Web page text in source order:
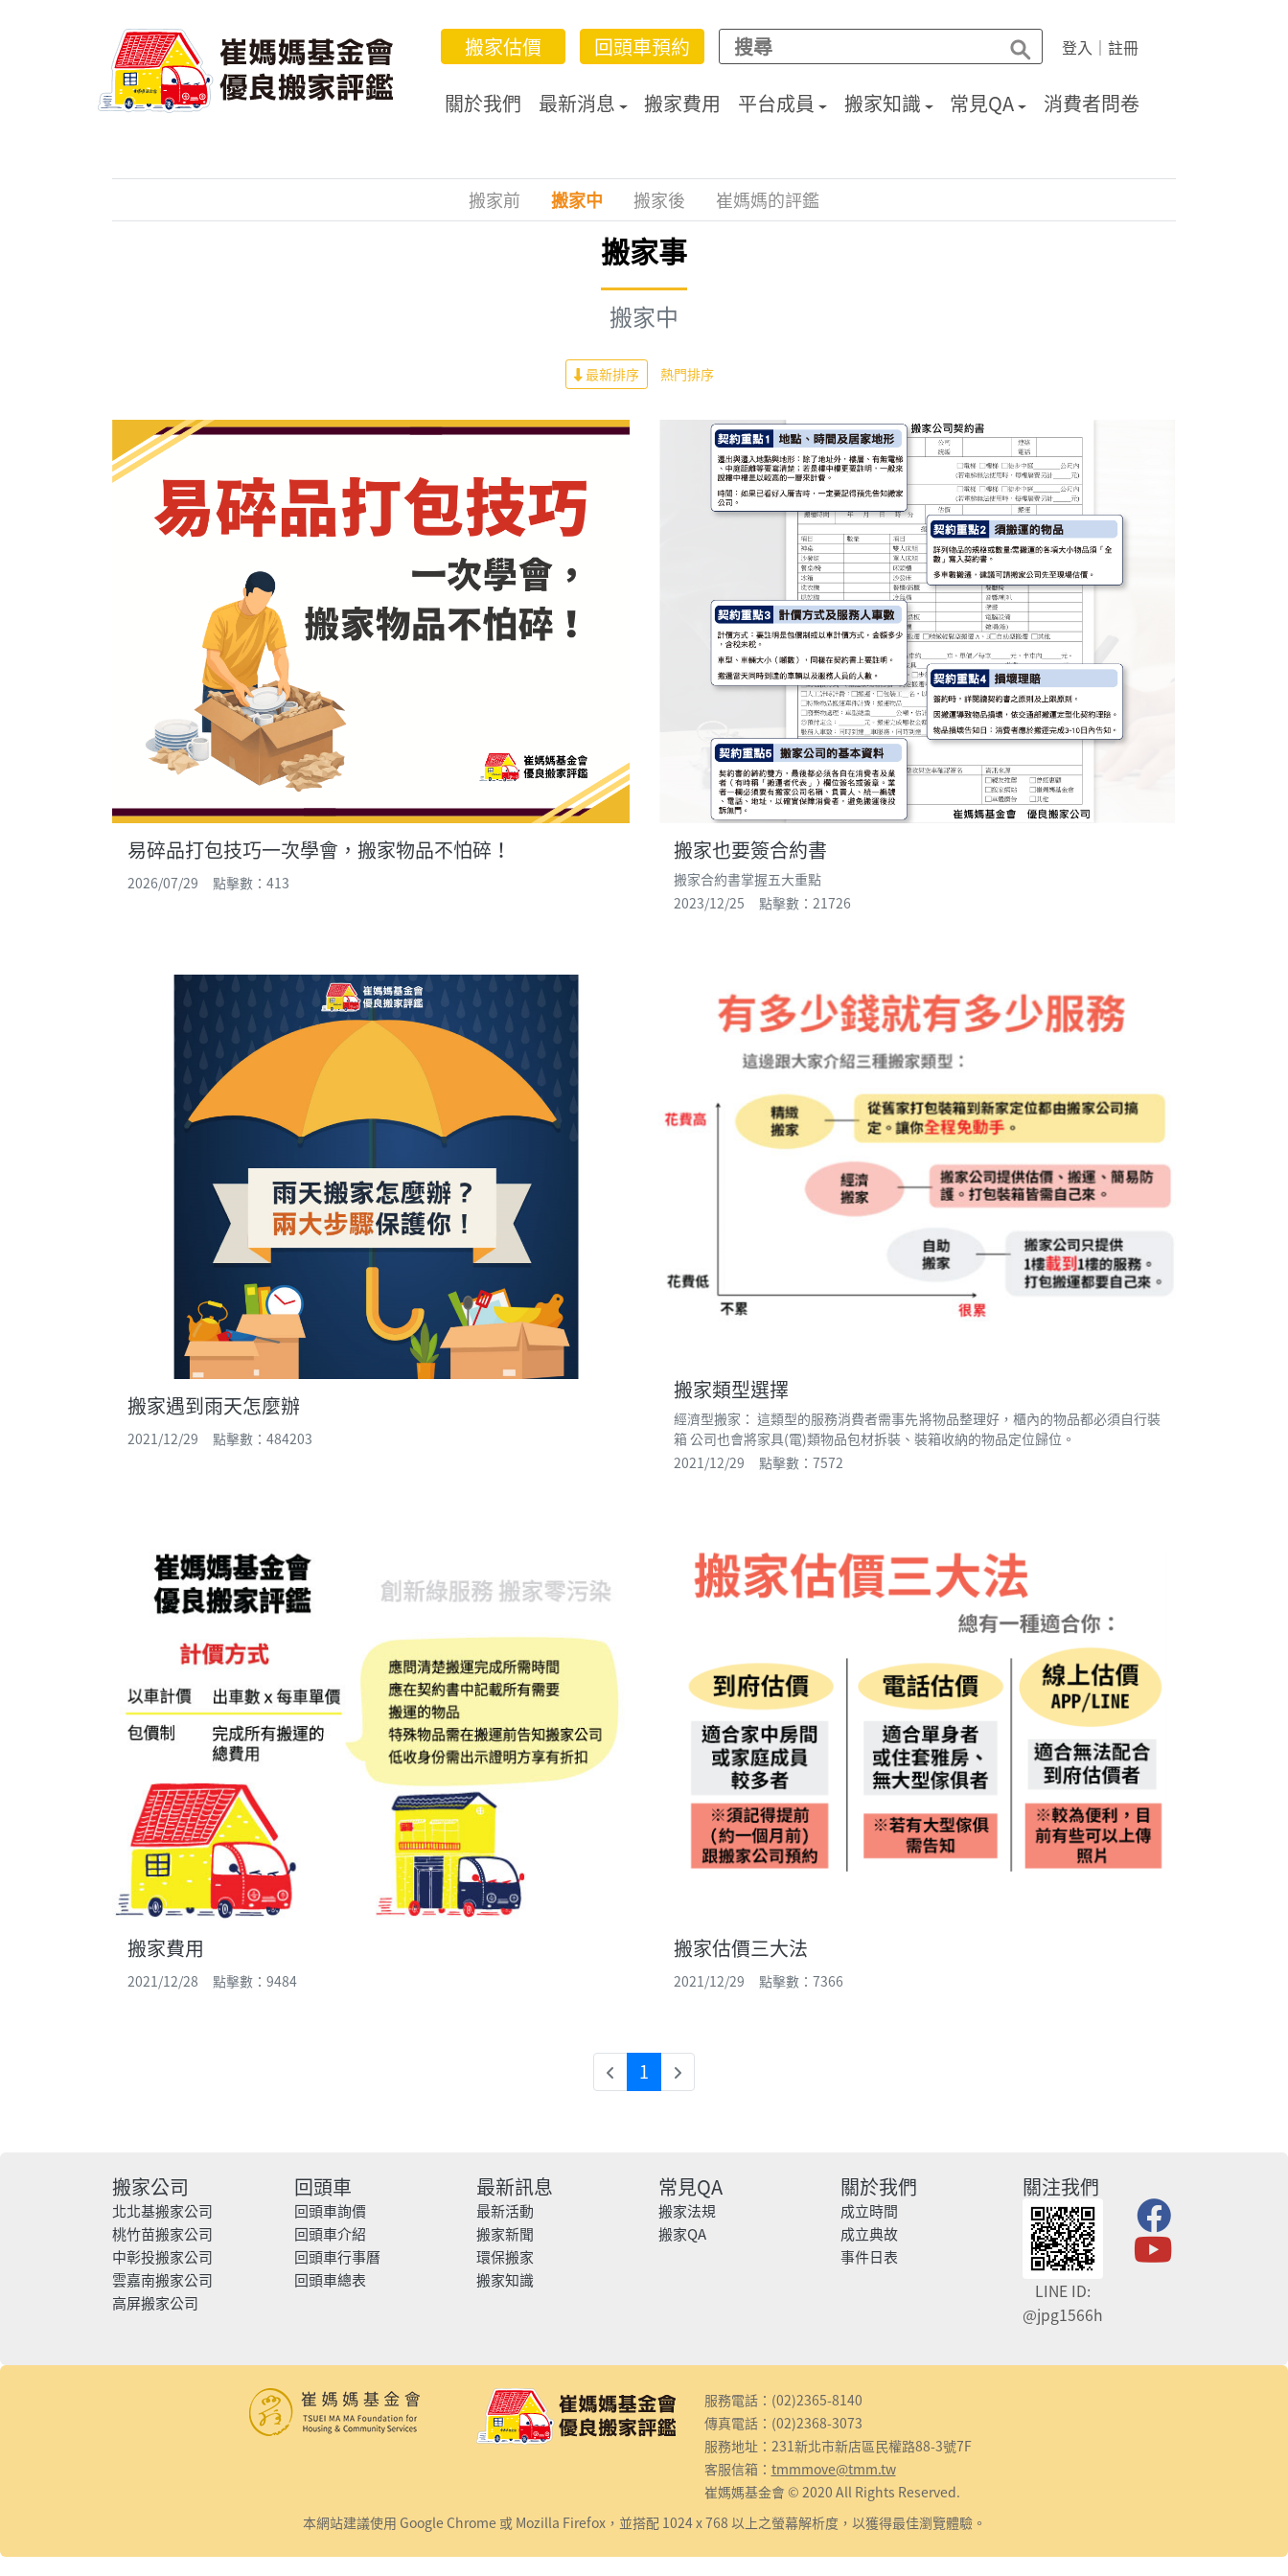
搬家估價 回頭車預約 登入 ｜ 註冊
關於我們 最新消息 搬家費用 平台成員 搬家知識 常見QA 消費者問卷
搬家前 搬家中 搬家後 崔媽媽的評鑑
搬家事
搬家中
最新排序 熱門排序
易碎品打包技巧一次學會，搬家物品不怕碎！
2026/07/29 點擊數：413
搬家也要簽合約書
搬家合約書掌握五大重點
2023/12/25 點擊數：21726
搬家遇到雨天怎麼辦
2021/12/29 點擊數：484203
搬家類型選擇
經濟型搬家： 這類型的服務消費者需事先將物品整理好，櫃內的物品都必須自行裝
箱 公司也會將家具(電)類物品包材拆裝、裝箱收納的物品定位歸位。
2021/12/29 點擊數：7572
搬家費用
2021/12/28 點擊數：9484
搬家估價三大法
2021/12/29 點擊數：7366
1
搬家公司
北北基搬家公司
桃竹苗搬家公司
中彰投搬家公司
雲嘉南搬家公司
高屏搬家公司
回頭車
回頭車詢價
回頭車介紹
回頭車行事曆
回頭車總表
最新訊息
最新活動
搬家新聞
環保搬家
搬家知識
常見QA
搬家法規
搬家QA
關於我們
成立時間
成立典故
事件日表
關注我們
LINE ID:
@jpg1566h
服務電話：(02)2365-8140
傳真電話：(02)2368-3073
服務地址：231新北市新店區民權路88-3號7F
客服信箱： tmmmove@tmm.tw
崔媽媽基金會 © 2020 All Rights Reserved.
本網站建議使用 Google Chrome 或 Mozilla Firefox，並搭配 1024 x 768 以上之螢幕解析度，以獲得最佳瀏覽體驗。